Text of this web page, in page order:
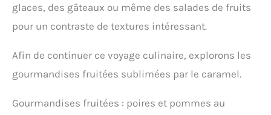
glaces, des gâteaux ou même des salades de fruits
pour un contraste de textures intéressant.
Afin de continuer ce voyage culinaire, explorons les
gourmandises fruitées sublimées par le caramel.
Gourmandises fruitées : poires et pommes au